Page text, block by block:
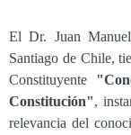
El Dr. Juan
Santiago de Chile,
Constituyente
Constitución",
relevancia del